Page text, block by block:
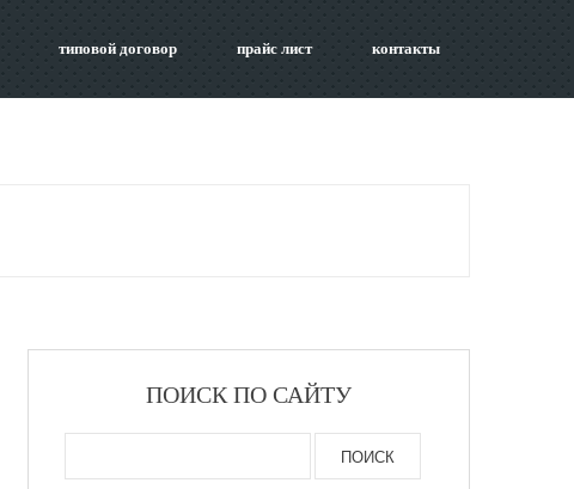
типовой договор прайс лист контакты
ПОИСК ПО САЙТУ